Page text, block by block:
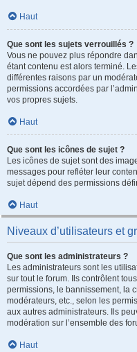
Haut
Que sont les sujets verrouillés ?
Vous ne pouvez plus répondre
étant contenu est alors terminé.
différentes raisons par un
permissions accordées par
vos propres sujets.
Haut
Que sont les icônes de sujet ?
Les icônes de sujet sont des
messages pour refléter leur
sujet dépend des permissions
Haut
Niveaux d’utilisateurs et
Que sont les administrateurs ?
Les administrateurs sont les
sur tout le forum. Ils contrôlent
permissions, le bannissement, la
modérateurs, etc., selon les
aux autres administrateurs. Ils
modération sur l’ensemble des
Haut